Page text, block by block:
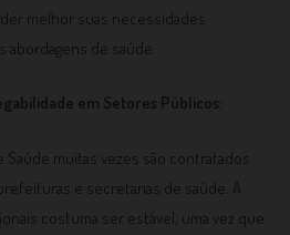
melhor suas necessidades
abordagens de saúde.
em Setores Públicos:
Saúde muitas vezes são contratados
e secretarias de saúde. A
costuma ser estável, uma vez que